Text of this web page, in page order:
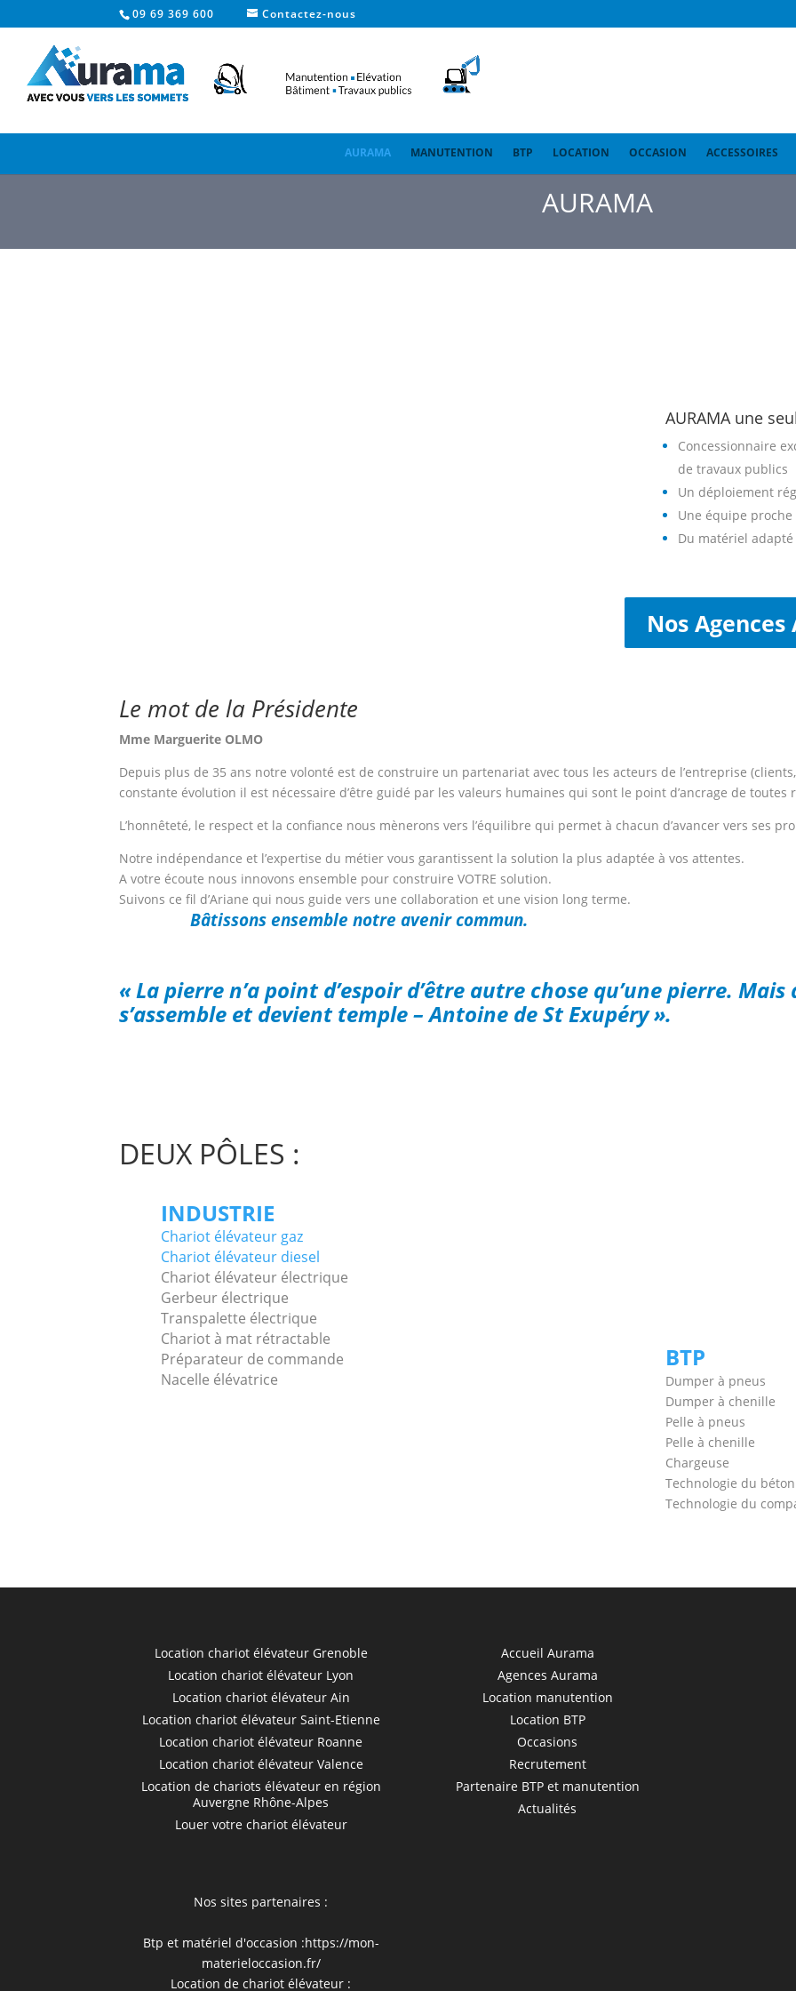
09 69 369 600 Contactez-nous
AURAMA MANUTENTION BTP LOCATION OCCASION ACCESSOIRES
AURAMA
AURAMA une
Concessionnaire
de travaux publics
Un déploiement
Une équipe
Du matériel adapté
Nos Agences
Le mot de la Présidente
Mme Marguerite OLMO
Depuis plus de 35 ans notre volonté est de construire un partenariat avec tous les acteurs de l’entreprise
constante évolution il est nécessaire d’être guidé par les valeurs humaines qui sont le point d’ancrage de toutes
L’honnêteté, le respect et la confiance nous mènerons vers l’équilibre qui permet à chacun d’avancer vers ses
Notre indépendance et l’expertise du métier vous garantissent la solution la plus adaptée à vos attentes.
A votre écoute nous innovons ensemble pour construire VOTRE solution.
Suivons ce fil d’Ariane qui nous guide vers une collaboration et une vision long terme.
Bâtissons ensemble notre avenir commun.
« La pierre n’a point d’espoir d’être autre chose qu’une pierre.
s’assemble et devient temple – Antoine de St Exupéry ».
DEUX PÔLES :
INDUSTRIE
Chariot élévateur gaz
Chariot élévateur diesel
Chariot élévateur électrique
Gerbeur électrique
Transpalette électrique
Chariot à mat rétractable
Préparateur de commande
Nacelle élévatrice
BTP
Dumper à pneus
Dumper à chenille
Pelle à pneus
Pelle à chenille
Chargeuse
Technologie du béton
Technologie du
Location chariot élévateur Grenoble
Location chariot élévateur Lyon
Location chariot élévateur Ain
Location chariot élévateur Saint-Etienne
Location chariot élévateur Roanne
Location chariot élévateur Valence
Location de chariots élévateur en région
Auvergne Rhône-Alpes
Louer votre chariot élévateur
Nos sites partenaires :
Btp et matériel d'occasion :https://mon-
materieloccasion.fr/
Location de chariot élévateur :
Accueil Aurama
Agences Aurama
Location manutention
Location BTP
Occasions
Recrutement
Partenaire BTP et manutention
Actualités